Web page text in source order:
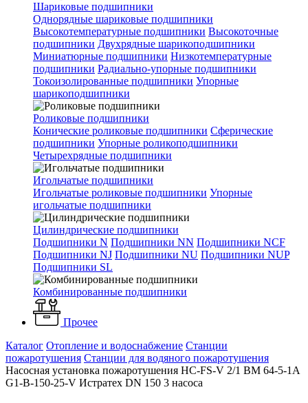
Шариковые подшипники
Однорядные шариковые подшипники
Высокотемпературные подшипники Высокоточные
подшипники Двухрядные шарикоподшипники
Миниатюрные подшипники Низкотемпературные
подшипники Радиально-упорные подшипники
Токоизолированные подшипники Упорные
шарикоподшипники
Роликовые подшипники
Конические роликовые подшипники Сферические
подшипники Упорные роликоподшипники
Четырехрядные подшипники
Игольчатые подшипники
Игольчатые роликовые подшипники Упорные
игольчатые подшипники
Цилиндрические подшипники
Подшипники N Подшипники NN Подшипники NCF
Подшипники NJ Подшипники NU Подшипники NUP
Подшипники SL
Комбинированные подшипники
Прочее
Каталог Отопление и водоснабжение Станции
пожаротушения Станции для водяного пожаротушения
Насосная установка пожаротушения HC-FS-V 2/1 BM 64-5-1A
G1-B-150-25-V Истратех DN 150 3 насоса